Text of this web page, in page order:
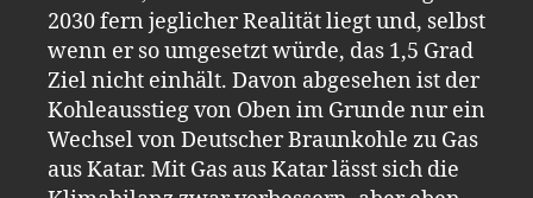
2030 fern jeglicher Realität liegt und, selbst
wenn er so umgesetzt würde, das 1,5 Grad
Ziel nicht einhält. Davon abgesehen ist der
Kohleausstieg von Oben im Grunde nur ein
Wechsel von Deutscher Braunkohle zu Gas
aus Katar. Mit Gas aus Katar lässt sich die